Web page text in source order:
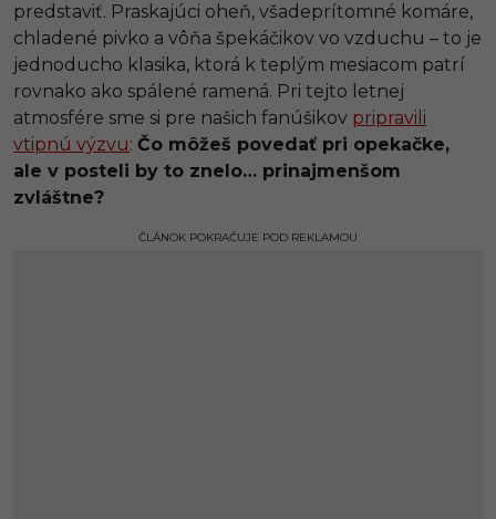
.
2
0
2
5
0
:
4
predstaviť. Praskajúci oheň, všadeprítomné komáre,
chladené pivko a vôňa špekáčikov vo vzduchu – to je
jednoducho klasika, ktorá k teplým mesiacom patrí
rovnako ako spálené ramená. Pri tejto letnej
atmosfére sme si pre našich fanúšikov pripravili
vtipnú výzvu: Čo môžeš povedať pri opekačke,
ale v posteli by to znelo… prinajmenšom
zvláštne?
ČLÁNOK POKRAČUJE POD REKLAMOU